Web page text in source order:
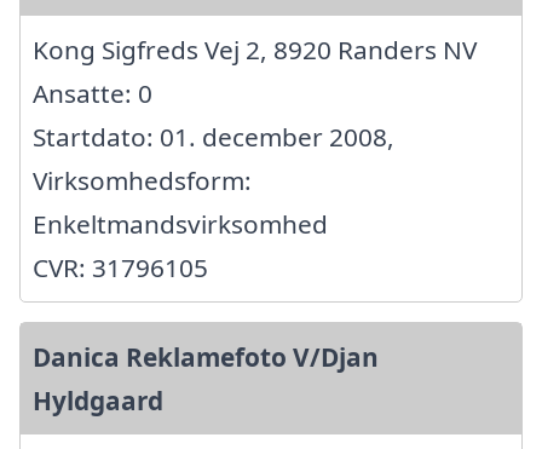
Kong Sigfreds Vej 2, 8920 Randers NV
Ansatte: 0
Startdato: 01. december 2008,
Virksomhedsform:
Enkeltmandsvirksomhed
CVR: 31796105
Danica Reklamefoto V/Djan
Hyldgaard